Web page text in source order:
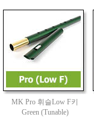
MK Pro 휘슬Low F키
Green (Tunable)